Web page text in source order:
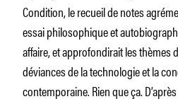
Condition, le recueil de notes
essai philosophique et
affaire, et approfondirait les thèmes
déviances de la technologie et la
contemporaine. Rien que ça.